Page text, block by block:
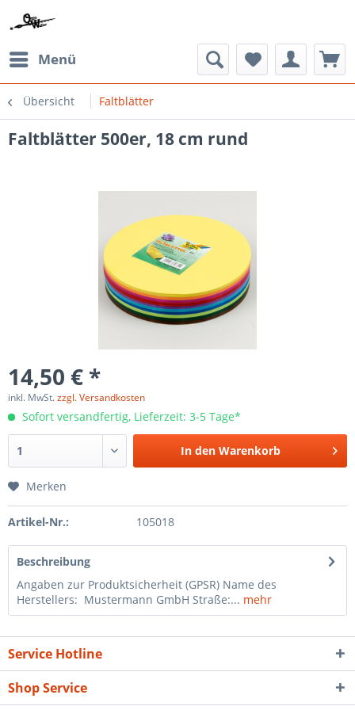
Menü
Übersicht Faltblätter
Faltblätter 500er, 18 cm rund
14,50 € *
inkl. MwSt.zzgl. Versandkosten
Sofort versandfertig, Lieferzeit: 3-5 Tage*
In den Warenkorb
Merken
Artikel-Nr.: 105018
Beschreibung
Angaben zur Produktsicherheit (GPSR) Name des
Herstellers: Mustermann GmbH Straße:... mehr
Service Hotline
Shop Service